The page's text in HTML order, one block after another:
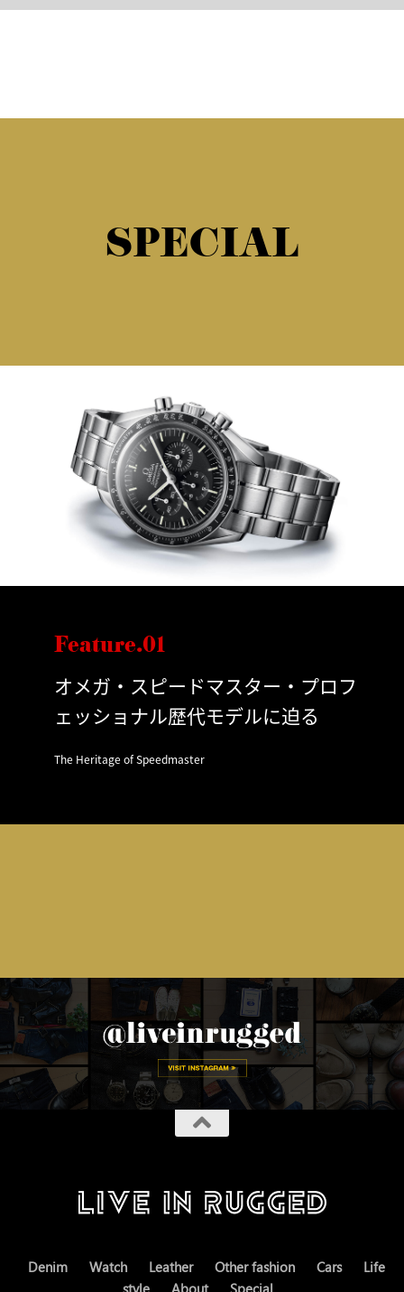
SPECIAL
Feature.01
オメガ・スピードマスター・プロフ
ェッショナル歴代モデルに迫る
The Heritage of Speedmaster
Denim Watch Leather Other fashion Cars
Life
style
About Special